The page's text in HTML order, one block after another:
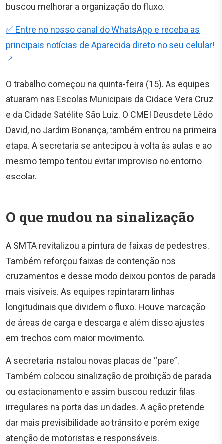
buscou melhorar a organização do fluxo.
✅ Entre no nosso canal do WhatsApp e receba as
principais notícias de Aparecida direto no seu celular!
O trabalho começou na quinta-feira (15). As equipes
atuaram nas Escolas Municipais da Cidade Vera Cruz
e da Cidade Satélite São Luiz. O CMEI Deusdete Lêdo
David, no Jardim Bonança, também entrou na primeira
etapa. A secretaria se antecipou à volta às aulas e ao
mesmo tempo tentou evitar improviso no entorno
escolar.
O que mudou na sinalização
A SMTA revitalizou a pintura de faixas de pedestres.
Também reforçou faixas de contenção nos
cruzamentos e desse modo deixou pontos de parada
mais visíveis. As equipes repintaram linhas
longitudinais que dividem o fluxo. Houve marcação
de áreas de carga e descarga e além disso ajustes
em trechos com maior movimento.
A secretaria instalou novas placas de “pare”.
Também colocou sinalização de proibição de parada
ou estacionamento e assim buscou reduzir filas
irregulares na porta das unidades. A ação pretende
dar mais previsibilidade ao trânsito e porém exige
atenção de motoristas e responsáveis.